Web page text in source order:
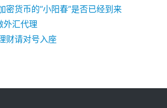
密货币的“小阳春”是否已经到来
外汇代理
财请对号入座